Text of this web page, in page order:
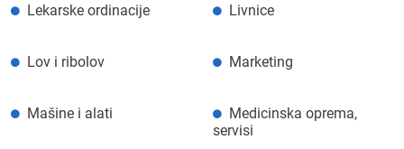
Lekarske ordinacije Livnice
Lov i ribolov Marketing
Mašine i alati
Medicinska oprema,
servisi